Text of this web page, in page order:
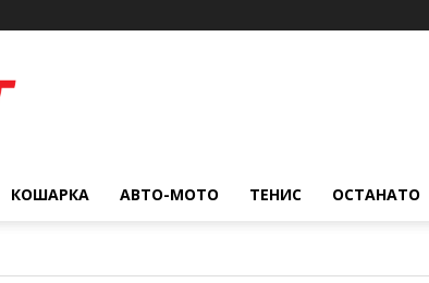
КОШАРКА АВТО-МОТО ТЕНИС ОСТАНАТО